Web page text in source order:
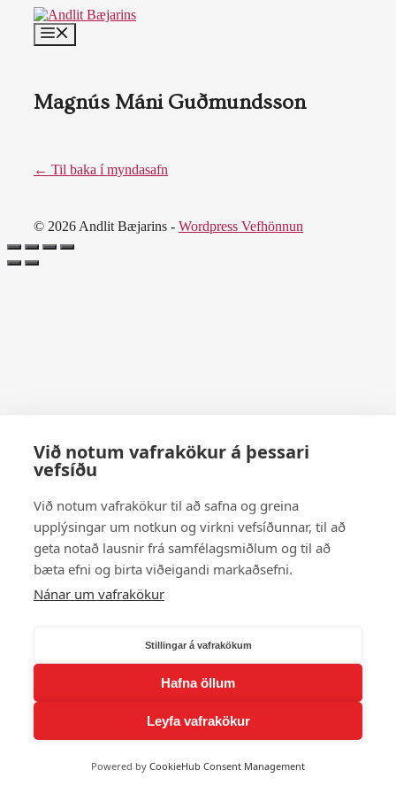
content
Magnús Máni Guðmundsson
← Til baka í myndasafn
© 2026 Andlit Bæjarins - Wordpress Vefhönnun
Við notum vafrakökur á þessari
vefsíðu
Við notum vafrakökur til að safna og greina
upplýsingar um notkun og virkni vefsíðunnar, til að
geta notað lausnir frá samfélagsmiðlum og til að
bæta efni og birta viðeigandi markaðsefni.
Nánar um vafrakökur
Stillingar á vafrakökum
Hafna öllum
Leyfa vafrakökur
Powered by CookieHub Consent Management